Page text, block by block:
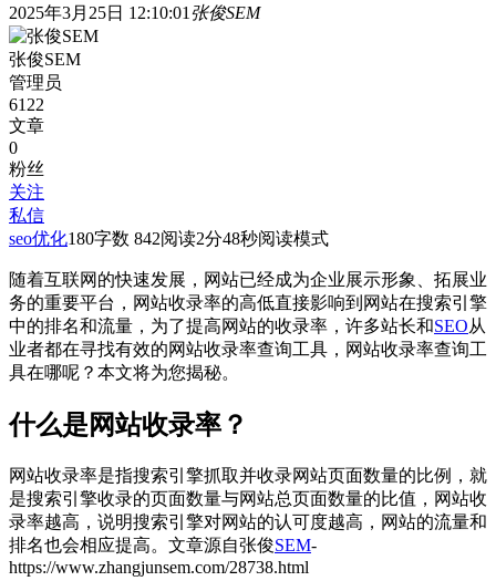
2025年3月25日 12:10:01 张俊SEM
张俊SEM
管理员
6122
文章
0
粉丝
关注
私信
seo优化180字数 842阅读2分48秒阅读模式
随着互联网的快速发展，网站已经成为企业展示形象、拓展业
务的重要平台，网站收录率的高低直接影响到网站在搜索引擎
中的排名和流量，为了提高网站的收录率，许多站长和SEO从
业者都在寻找有效的网站收录率查询工具，网站收录率查询工
具在哪呢？本文将为您揭秘。
什么是网站收录率？
网站收录率是指搜索引擎抓取并收录网站页面数量的比例，就
是搜索引擎收录的页面数量与网站总页面数量的比值，网站收
录率越高，说明搜索引擎对网站的认可度越高，网站的流量和
排名也会相应提高。 文章源自张俊SEM-
https://www.zhangjunsem.com/28738.html